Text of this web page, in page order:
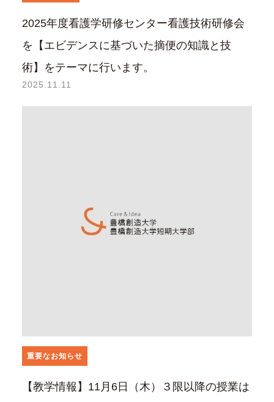
2025年度看護学研修センター看護技術研修会
を【エビデンスに基づいた摘便の知識と技
術】をテーマに行います。
2025.11.11
重要なお知らせ
【教学情報】11月6日（木）３限以降の授業は